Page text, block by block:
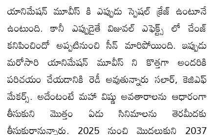
యానిమేషన్ మూవీస్ కి ఎప్పుడు స్పెషల్ క్రేజ్ ఉంటూనే
ఉంటుంది. కానీ ఎప్పుడైతే విజువల్ ఎఫెక్ట్స్ లో చేంజ్
కనిపించిందో అప్పటినుంచి సీన్ మారిపోయింది. ఇప్పుడు
మరోసారి యానిమేషన్ మూవీస్ ని కొత్తగా అందరికి
పరిచయం చేయడానికి రెడీ అవుతున్నారు సలార్, కెజిఎఫ్
మేకర్స్. అదేంటంటే మహా విష్ణు అవతారాలను ఆధారంగా
తీసుకుని మొత్తం ఏడు సినిమాలను తెరమీదకు
తీసుకురానున్నారు. 2025 నుంచి మొదలుకుని 2037